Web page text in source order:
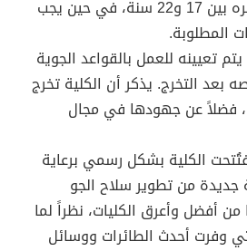
وتقني ويجب ألا يكون المتقدم متزوجاً وأن يتراوح عمره بين 17 و22 سنة، في حين يجب
المطلوبة.
تعيينه للعمل بالقواعد الجوية
بعد التخرج. يذكر أن الكلية تخرج
فضلاً عن جهودها في مجال
ثلاث سنوات، وتحديداً في مايو/أيار 1970، افتُتحت الكلية بشكل رسمي برعاية
جديدة من تطوير سلاح الجو
أفضل وأعرق الكليات، نظراً لما
وفرت أحدث الطائرات ووسائل